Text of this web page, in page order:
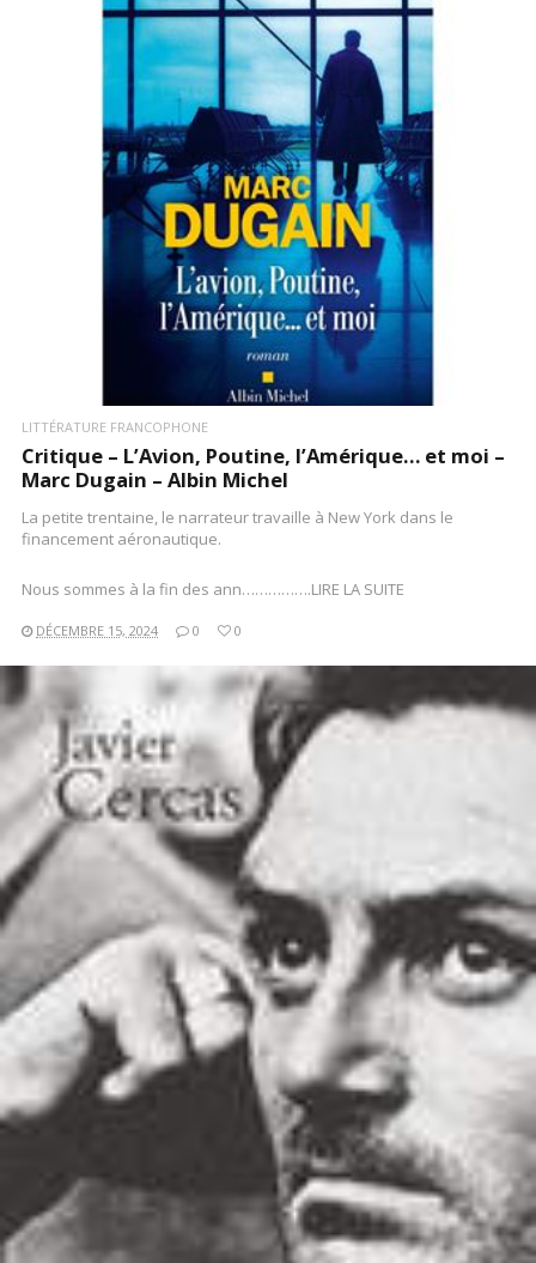
LIRE LA SUITE
LITTÉRATURE FRANCOPHONE
Critique – L’Avion, Poutine, l’Amérique… et moi –
Marc Dugain – Albin Michel
La petite trentaine, le narrateur travaille à New York dans le
financement aéronautique.
Nous sommes à la fin des ann…………….LIRE LA SUITE
DÉCEMBRE 15, 2024 0 0
LIRE LA SUITE